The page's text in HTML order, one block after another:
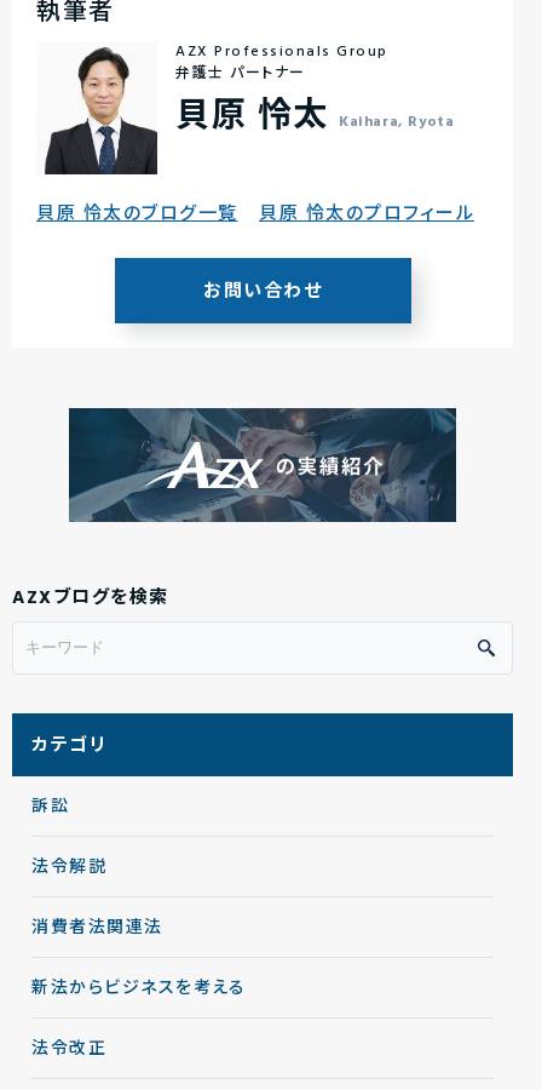
執筆者
AZX Professionals Group
弁護士 パートナー
貝原 怜太 Kaihara, Ryota
貝原 怜太のブログ一覧 貝原 怜太のプロフィール
お問い合わせ
AZXブログを検索
カテゴリ
訴訟
法令解説
消費者法関連法
新法からビジネスを考える
法令改正